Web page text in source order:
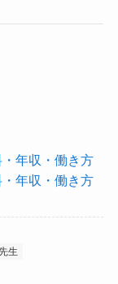
年収・働き方
年収・働き方
生